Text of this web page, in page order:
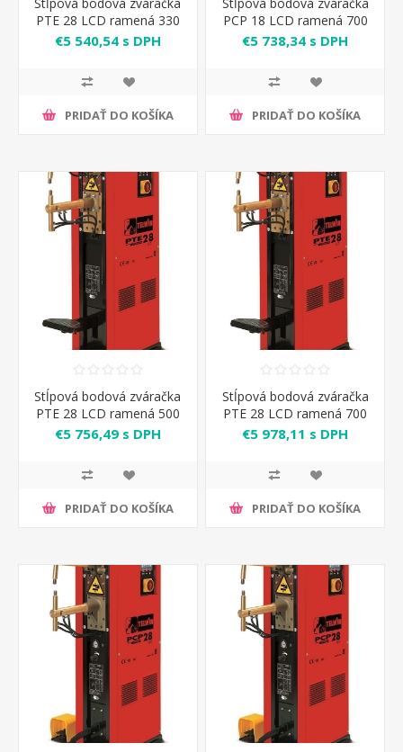
PTE 28 LCD ramená 330
mm Telwin
€5 540,54 s DPH
PRIDAŤ DO KOŠÍKA
PCP 18 LCD ramená 700
mm
€5 738,34 s DPH
PRIDAŤ DO KOŠÍKA
Stĺpová bodová zváračka
PTE 28 LCD ramená 500
mm Telwin
€5 756,49 s DPH
PRIDAŤ DO KOŠÍKA
Stĺpová bodová zváračka
PTE 28 LCD ramená 700
mm Telwin
€5 978,11 s DPH
PRIDAŤ DO KOŠÍKA